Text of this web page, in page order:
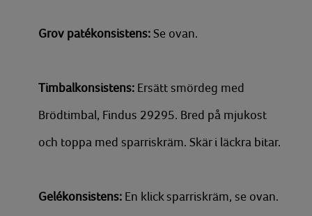
Grov patékonsistens: Se ovan.
Timbalkonsistens: Ersätt smördeg med
Brödtimbal, Findus 29295. Bred på mjukost
och toppa med sparriskräm. Skär i läckra bitar.
Gelékonsistens: En klick sparriskräm, se ovan.